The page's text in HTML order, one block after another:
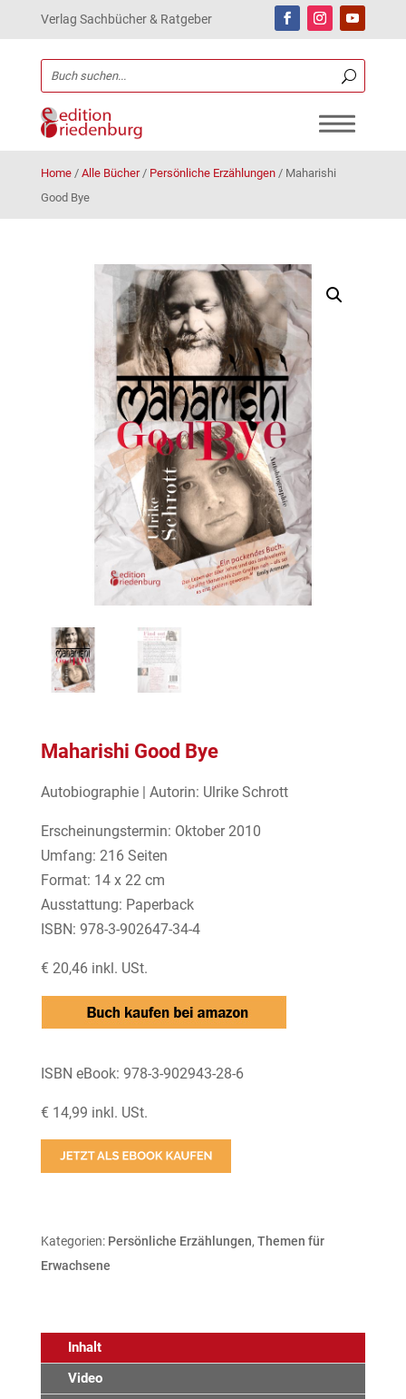
Verlag Sachbücher & Ratgeber
Home/ Alle Bücher/ Persönliche Erzählungen/ Maharishi
Good Bye
Maharishi Good Bye
Autobiographie | Autorin: Ulrike Schrott
Erscheinungstermin: Oktober 2010
Umfang: 216 Seiten
Format: 14 x 22 cm
Ausstattung: Paperback
ISBN: 978-3-902647-34-4
€ 20,46 inkl. USt.
ISBN eBook: 978-3-902943-28-6
€ 14,99 inkl. USt.
Kategorien: Persönliche Erzählungen, Themen für
Erwachsene
Inhalt
Video